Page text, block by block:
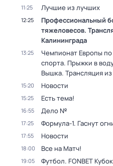
11:25 Лучшие из лучших
12:25
Профессиональный
тяжеловесов.
Калининграда
13:25
Чемпионат Европы
спорта. Прыжки в
Вышка. Трансляция
15:20 Новости
15:25 Есть тема!
16:55 Дело №
17:25 Формула-1. Гаснут
17:55 Новости
18:00 Все на Матч!
19:05
Футбол. FONBET